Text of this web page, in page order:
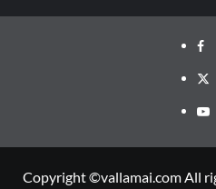
Copyright ©vallamai.com All